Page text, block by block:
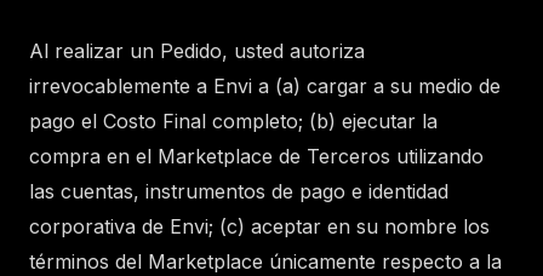
Al realizar un Pedido, usted autoriza
irrevocablemente a Envi a (a) cargar a su medio de
pago el Costo Final completo; (b) ejecutar la
compra en el Marketplace de Terceros utilizando
las cuentas, instrumentos de pago e identidad
corporativa de Envi; (c) aceptar en su nombre los
términos del Marketplace únicamente respecto a la